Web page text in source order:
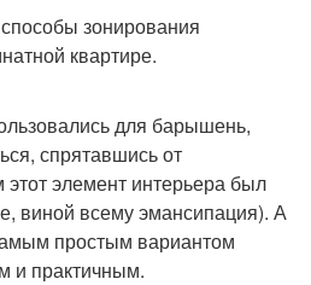
зонирования
квартире.
для барышень,
спрятавшись от
этот элемент интерьера был
виной всему эмансипация). А
простым вариантом
и практичным.